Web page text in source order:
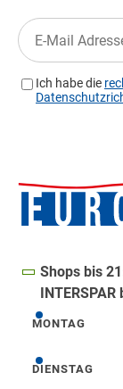
Shops bis
Montag
MONTAG
Dienstag
DIENSTAG